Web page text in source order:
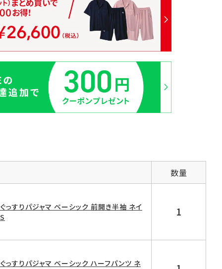
数量
っすりパジャマ ベーシック 前開き半袖 ネイ
1
っすりパジャマ ベーシック ハーフパンツ ネ